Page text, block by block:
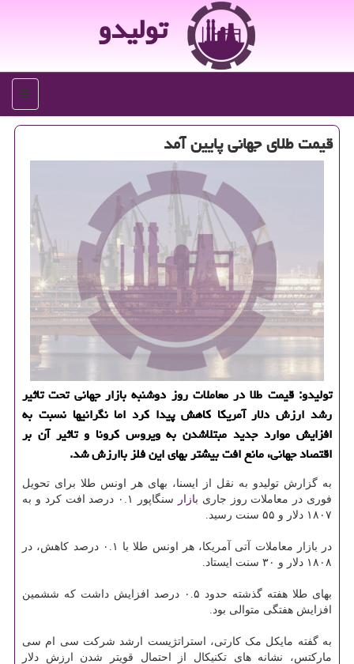
تولیدو
منو
قیمت طلای جهانی پایین آمد
تولیدو: قیمت طلا در معاملات روز دوشنبه بازار جهانی تحت تاثیر
رشد ارزش دلار آمریكا كاهش پیدا كرد اما نگرانیها نسبت به
افزایش موارد جدید مبتلاشدن به ویروس كرونا و تاثیر آن بر
اقتصاد جهانی، مانع افت بیشتر بهای این فلز باارزش شد.
به گزارش تولیدو به نقل از ایسنا، بهای هر اونس طلا برای تحویل
فوری در معاملات روز جاری بازار
سنگاپور ۰.۱ درصد افت کرد و به
۱۸۰۷ دلار و ۵۵ سنت رسید.
در بازار معاملات آتی آمریکا، هر اونس طلا با ۰.۱ درصد کاهش، در
۱۸۰۸ دلار و ۳۰ سنت ایستاد.
بهای طلا هفته گذشته حدود ۰.۵ درصد افزایش داشت که ششمین
افزایش هفتگی متوالی بود.
به گفته مایکل مک کارتی، استراتژیست ارشد شرکت سی ام سی
مارکتس، نشانه های تکنیکال از احتمال قویتر شدن ارزش دلار